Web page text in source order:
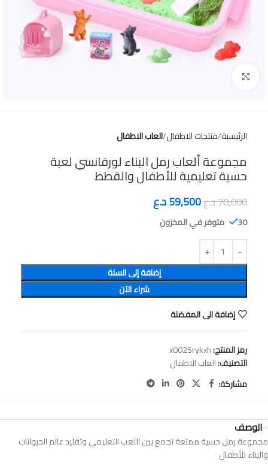
الرئيسية منتجات الاطفال العاب الاطفال
مجموعة ألعاب رمل البناء لورفانسي لعبة
حسية تعليمية للأطفال والقطط
70,000د.ع59,500د.ع
30 متوفر في المخزون
إضافة إلى السلة
شراء الآن
إضافة الى المفضلة
رمز المنتج:x0025rykxh
التصنيف:العاب الاطفال
مشاركة:
الوصف
‎مجموعة رمل حسية ممتعة تجمع بين اللعب التعليمي وتقليد عالم الحيوانات
والبناء للأطفال